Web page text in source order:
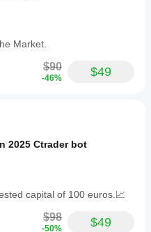
Market.
$90
-46% $49
2025 Ctrader bot
capital of 100 euros.📈
$98
-50% $49